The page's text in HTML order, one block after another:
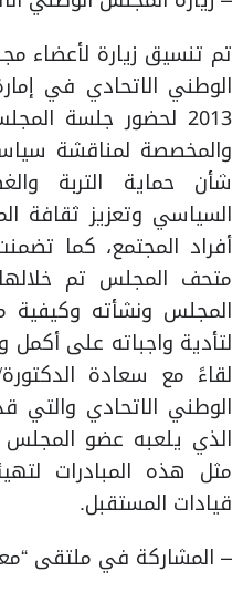
تم تنسيق زيارة لأعضاء
2013 لحضور جلسة
والمخصصة لمناقشة
شأن حماية التربة
السياسي وتعزيز ثقافة
أفراد المجتمع، كما
متحف المجلس تم
المجلس ونشأته وكيفية
لتأدية واجباته على أكمل
لقاءً مع سعادة
الوطني الاتحادي والتي
الذي يلعبه عضو
مثل هذه المبادرات
قيادات المستقبل.
– المشاركة في ملتقى